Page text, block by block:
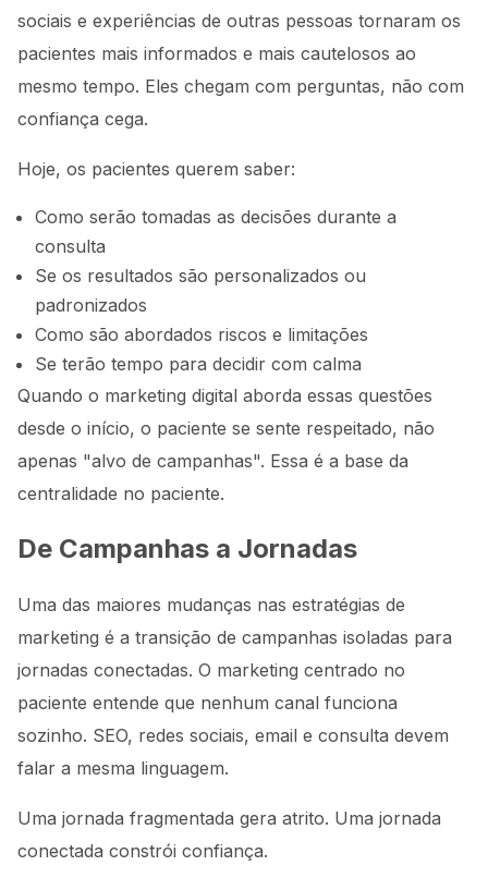
sociais e experiências de outras pessoas tornaram os
pacientes mais informados e mais cautelosos ao
mesmo tempo. Eles chegam com perguntas, não com
confiança cega.
Hoje, os pacientes querem saber:
Como serão tomadas as decisões durante a
consulta
Se os resultados são personalizados ou
padronizados
Como são abordados riscos e limitações
Se terão tempo para decidir com calma
Quando o marketing digital aborda essas questões
desde o início, o paciente se sente respeitado, não
apenas "alvo de campanhas". Essa é a base da
centralidade no paciente.
De Campanhas a Jornadas
Uma das maiores mudanças nas estratégias de
marketing é a transição de campanhas isoladas para
jornadas conectadas. O marketing centrado no
paciente entende que nenhum canal funciona
sozinho. SEO, redes sociais, email e consulta devem
falar a mesma linguagem.
Uma jornada fragmentada gera atrito. Uma jornada
conectada constrói confiança.